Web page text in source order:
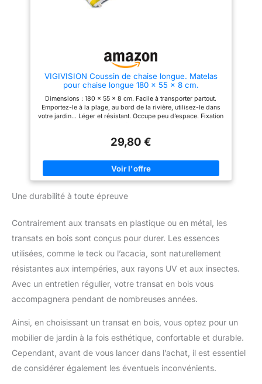
le jardin, la terrasse, la plage, le
Remarque: Nos coussins sont
emballés par compression sous
paquet, veuillez placer le
coussin de chaise longue au
soleil pour lui redonner son
dans l'image est seulement à
titre d'illustration et elle n'est
VIGIVISION Coussin de chaise longue. Matelas
pour chaise longue 180 x 55 x 8 cm.
Dimensions : 180 x 55 x 8 cm. Facile à transporter partout.
Emportez-le à la plage, au bord de la rivière, utilisez-le dans
votre jardin... Léger et résistant. Occupe peu d’espace. Fixation
29,80 €
Une durabilité à toute épreuve
Contrairement aux transats en plastique ou en métal, les
transats en bois sont conçus pour durer. Les essences
utilisées, comme le teck ou l’acacia, sont naturellement
résistantes aux intempéries, aux rayons UV et aux insectes.
Avec un entretien régulier, votre transat en bois vous
accompagnera pendant de nombreuses années.
Ainsi, en choisissant un transat en bois, vous optez pour un
mobilier de jardin à la fois esthétique, confortable et durable.
Cependant, avant de vous lancer dans l’achat, il est essentiel
de considérer également les éventuels inconvénients.